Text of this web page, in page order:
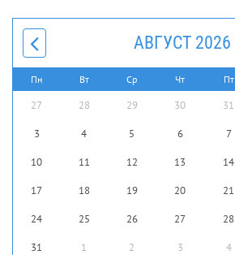
АВГУСТ 2026
Пн Вт Ср Чт Пт
27 28 29 30 31
3 4 5 6 7
10 11 12 13 14
17 18 19 20 21
24 25 26 27 28
31 1 2 3 4